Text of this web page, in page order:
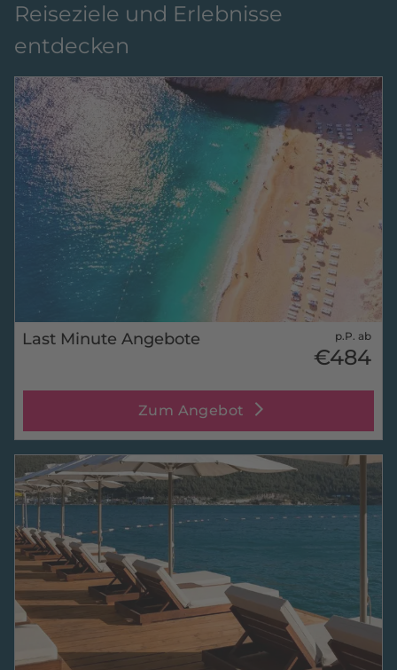
Reiseziele und Erlebnisse
entdecken
Last Minute Angebote p.P. ab
€484
Zum Angebot